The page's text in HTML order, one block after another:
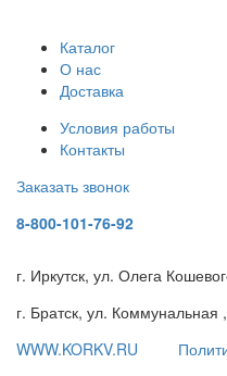
Каталог
О нас
Доставка
Условия работы
Контакты
Заказать звонок
8-800-101-76-92
г. Иркутск, ул. Олега
г. Братск, ул.
WWW.KORKV.RU